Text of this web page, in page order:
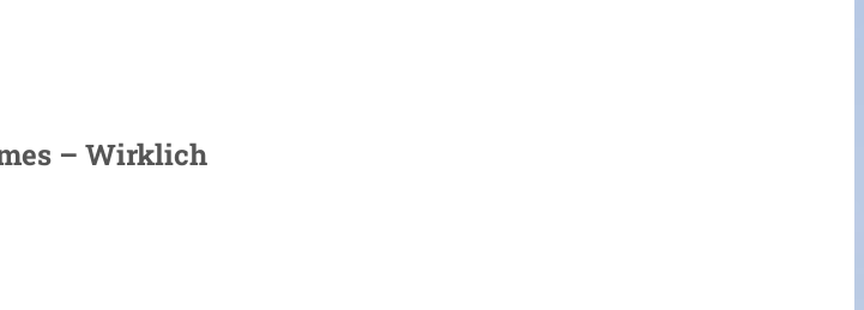
– Wirklich